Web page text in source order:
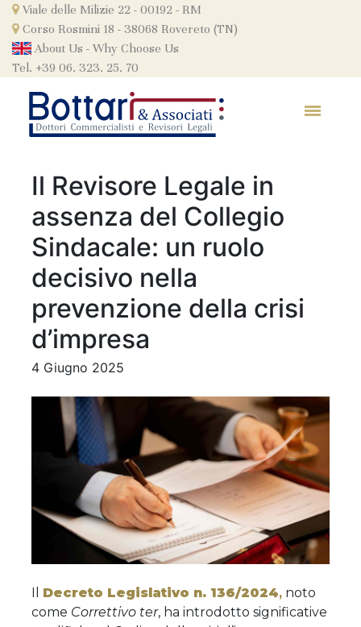
Skip
content
Viale delle Milizie 22 - 00192 - RM
Corso Rosmini 18 - 38068 Rovereto (TN)
About Us - Why Choose Us
Tel. +39 06. 323. 25. 70
Il Revisore Legale in
assenza del Collegio
Sindacale: un ruolo
decisivo nella
prevenzione della crisi
d’impresa
4 Giugno 2025
Il Decreto Legislativo n. 136/2024, noto
come Correttivo ter, ha introdotto significative